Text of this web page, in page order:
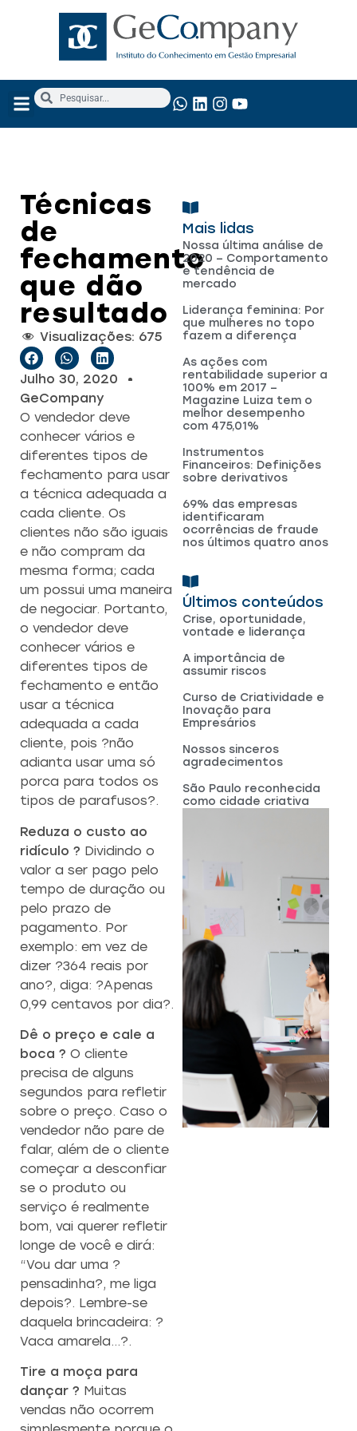
Técnicas
de
fechamento
que dão
resultado
Visualizações: 675
Julho 30, 2020
GeCompany
O vendedor deve
conhecer vários e
diferentes tipos de
fechamento para usar
a técnica adequada a
cada cliente. Os
clientes não são iguais
e não compram da
mesma forma; cada
um possui uma maneira
de negociar. Portanto,
o vendedor deve
conhecer vários e
diferentes tipos de
fechamento e então
usar a técnica
adequada a cada
cliente, pois ?não
adianta usar uma só
porca para todos os
tipos de parafusos?.
Reduza o custo ao
ridículo ? Dividindo o
valor a ser pago pelo
tempo de duração ou
pelo prazo de
pagamento. Por
exemplo: em vez de
dizer ?364 reais por
ano?, diga: ?Apenas
0,99 centavos por dia?.
Dê o preço e cale a
boca ? O cliente
precisa de alguns
segundos para refletir
sobre o preço. Caso o
vendedor não pare de
falar, além de o cliente
começar a desconfiar
se o produto ou
serviço é realmente
bom, vai querer refletir
longe de você e dirá:
“Vou dar uma ?
pensadinha?, me liga
depois?. Lembre-se
daquela brincadeira: ?
Vaca amarela…?.
Tire a moça para
dançar ? Muitas
vendas não ocorrem
Mais lidas
Últimos conteúdos
Crise, oportunidade,
vontade e liderança
A importância de
assumir riscos
Curso de Criatividade e
Inovação para
Empresários
Nossos sinceros
agradecimentos
São Paulo reconhecida
como cidade criativa
Nossa última análise de
2020 – Comportamento
e tendência de
mercado
Liderança feminina: Por
que mulheres no topo
fazem a diferença
As ações com
rentabilidade superior a
100% em 2017 –
Magazine Luiza tem o
melhor desempenho
com 475,01%
Instrumentos
Financeiros: Definições
sobre derivativos
69% das empresas
identificaram
ocorrências de fraude
nos últimos quatro anos